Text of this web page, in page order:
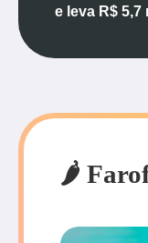
e leva R$ 5,7
🌶️